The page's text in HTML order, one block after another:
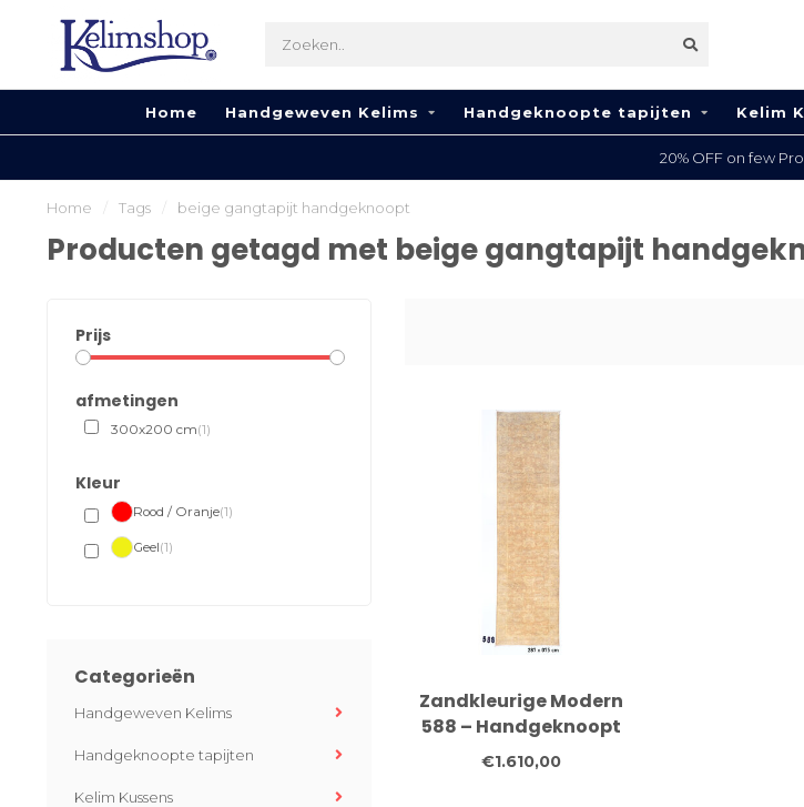
Home Handgeweven Kelims Handgeknoopte tapijten Kelim
20% OFF on few
Home Tags beige gangtapijt handgeknoopt
Producten getagd met beige gangtapijt
Prijs
afmetingen
300x200 cm(1)
Kleur
Rood / Oranje(1)
Geel(1)
Categorieën
Handgeweven Kelims
Handgeknoopte tapijten
Kelim Kussens
Zandkleurige Modern
588 – Handgeknoopt
wollen loper 287 x 075
cm
€1.610,00